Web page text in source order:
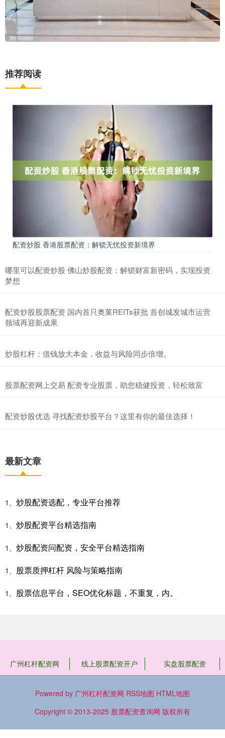
推荐阅读
配资炒股 香港股票配资：解锁无忧投资新境界
哪里可以配资炒股 佛山炒股配资：解锁财富新密码，实现投资
梦想
配资炒股股票配资 国内首只奥莱REITs获批 首创城发城市运营
领域再迎新成果
炒股杠杆：借钱放大本金，收益与风险同步倍增。
股票配资网上交易 配资专业股票，助您稳健投资，轻松致富
配资炒股优选 寻找配资炒股平台？这里有你的最佳选择！
最新文章
1、 炒股配资选配，专业平台推荐
1、 炒股配资平台精选指南
1、 炒股配资问配资，安全平台精选指南
1、 股票质押杠杆 风险与策略指南
1、 股票信息平台，SEO优化标题，不重复，内。
广州杠杆配资网 线上股票配资开户 实盘股票配资
Powered by 广州杠杆配资网 RSS地图 HTML地图
Copyright © 2013-2025 股票配资查询网 版权所有